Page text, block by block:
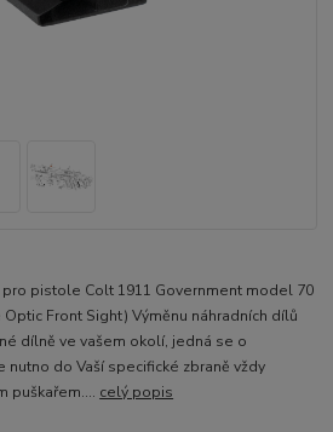
pro pistole Colt 1911 Government model 70
Optic Front Sight) Výměnu náhradních dílů
dílně ve vašem okolí, jedná se o
nutno do Vaší specifické zbraně vždy
puškařem.... celý popis